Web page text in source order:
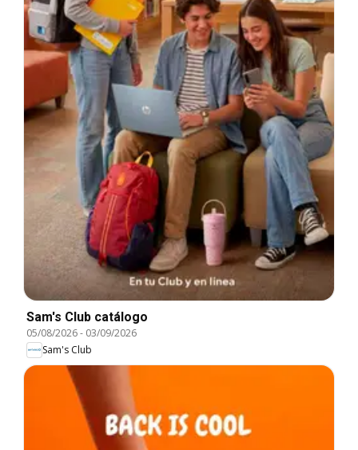
Sam's Club catálogo
05/08/2026- 03/09/2026
Sam's Club